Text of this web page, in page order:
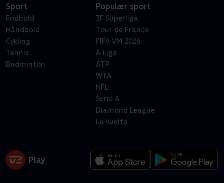
Sport
Fodbold
Håndbold
Cykling
Tennis
Badminton
Populær sport
3F Superliga
Tour de France
FIFA VM 2026
A Liga
ATP
WTA
NFL
Serie A
Diamond League
La Vuelta